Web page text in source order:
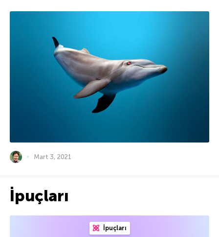
Mart 3, 2021
İpuçları
İpuçları